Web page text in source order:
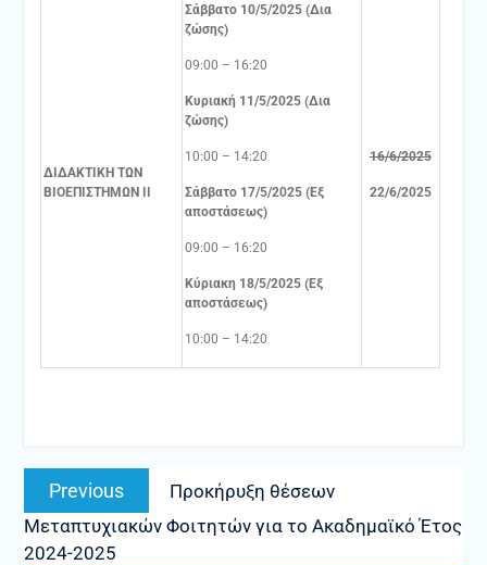
ΔΙΔΑΚΤΙΚΗ ΤΩΝ
ΒΙΟΕΠΙΣΤΗΜΩΝ ΙΙ
Σάββατο 10/5/2025 (Δια
ζώσης)
09:00 – 16:20
Κυριακή 11/5/2025 (Δια
ζώσης)
10:00 – 14:20
Σάββατο 17/5/2025 (Εξ
αποστάσεως)
09:00 – 16:20
Κύριακη 18/5/2025 (Εξ
αποστάσεως)
10:00 – 14:20
16/6/2025
22/6/2025
Πλοήγηση
άρθρων
Previous
Previous
post:
Προκήρυξη θέσεων
Μεταπτυχιακών Φοιτητών για το Ακαδημαϊκό Έτος
2024-2025